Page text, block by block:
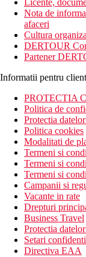
Licente,
Nota de
afaceri
Cultura
DERTOUR
Partener
Informatii pentru
PROTECTIA
Politica de
Protectia
Politica cookies
Modalitati de
Termeni si
Termeni si
Termeni si
Campanii si
Vacante in rate
Drepturi
Business Travel
Protectia
Setari
Directiva EAA